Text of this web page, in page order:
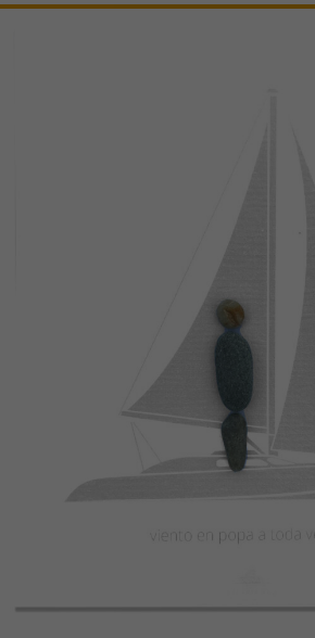
45€